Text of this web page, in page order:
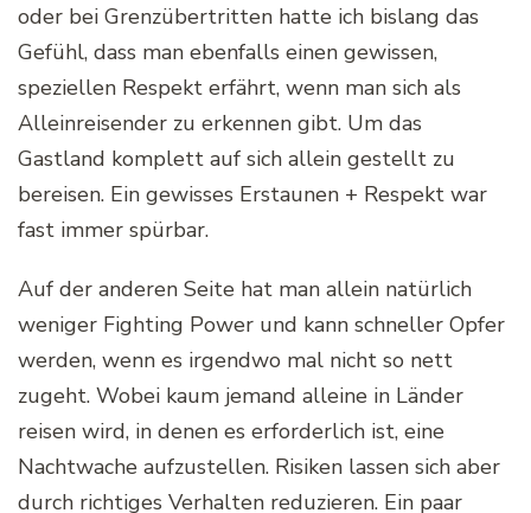
oder bei Grenzübertritten hatte ich bislang das
Gefühl, dass man ebenfalls einen gewissen,
speziellen Respekt erfährt, wenn man sich als
Alleinreisender zu erkennen gibt. Um das
Gastland komplett auf sich allein gestellt zu
bereisen. Ein gewisses Erstaunen + Respekt war
fast immer spürbar.
Auf der anderen Seite hat man allein natürlich
weniger Fighting Power und kann schneller Opfer
werden, wenn es irgendwo mal nicht so nett
zugeht. Wobei kaum jemand alleine in Länder
reisen wird, in denen es erforderlich ist, eine
Nachtwache aufzustellen. Risiken lassen sich aber
durch richtiges Verhalten reduzieren. Ein paar